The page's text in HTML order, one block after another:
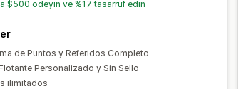
$500 ödeyin ve %17 tasarruf edin
de Puntos y Referidos Completo
Personalizado y Sin Sello
ilimitados